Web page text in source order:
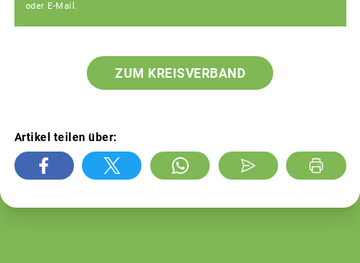
oder E-Mail.
ZUM KREISVERBAND
Artikel teilen über: